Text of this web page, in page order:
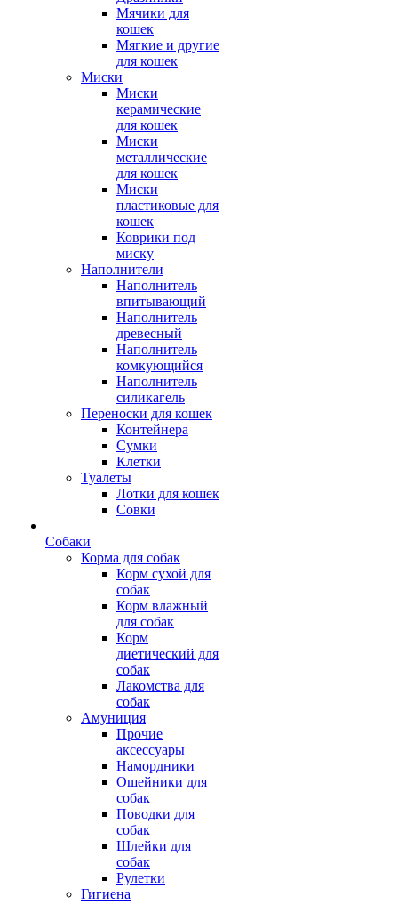
Мячики для
кошек
Мягкие и другие
для кошек
Миски
Миски
керамические
для кошек
Миски
металлические
для кошек
Миски
пластиковые для
кошек
Коврики под
миску
Наполнители
Наполнитель
впитывающий
Наполнитель
древесный
Наполнитель
комкующийся
Наполнитель
силикагель
Переноски для кошек
Контейнера
Сумки
Клетки
Туалеты
Лотки для кошек
Совки
Собаки
Корма для собак
Корм сухой для
собак
Корм влажный
для собак
Корм
диетический для
собак
Лакомства для
собак
Амуниция
Прочие
аксессуары
Намордники
Ошейники для
собак
Поводки для
собак
Шлейки для
собак
Рулетки
Гигиена